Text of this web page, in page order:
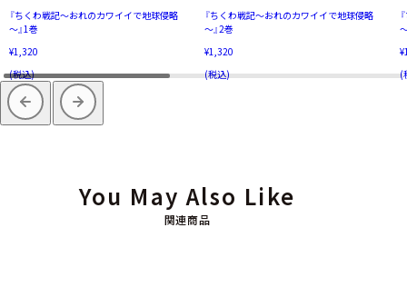
『ちくわ戦記～おれのカワイイで地球侵略
～』1巻
¥1,320
(税込)
『ちくわ戦記～おれのカワイイで地球侵略
～』2巻
¥1,320
(税込)
(
関連商品
You May Also Like